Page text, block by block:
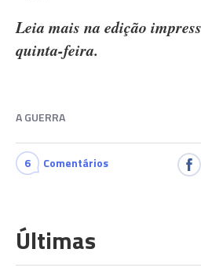
Leia mais na edição
quinta-feira.
A GUERRA
6 Comentários
Últimas